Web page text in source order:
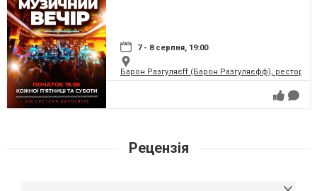
7 - 8 серпня, 19:00
Барон Разгуляєff (Барон Разгуляєфф),
Рецензія